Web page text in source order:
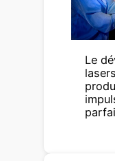
s
m
o
l
é
c
u
Le